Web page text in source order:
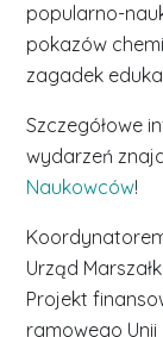
popularno-
pokazów
zagadek
Szczegółowe
wydarzeń
Naukowców!
Urząd
Projekt
ramowego